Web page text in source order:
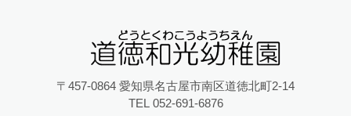
名古屋市南区の 道徳和光幼稚園
〒457-0864 愛知県名古屋市南区道徳北町2-14
TEL 052-691-6876